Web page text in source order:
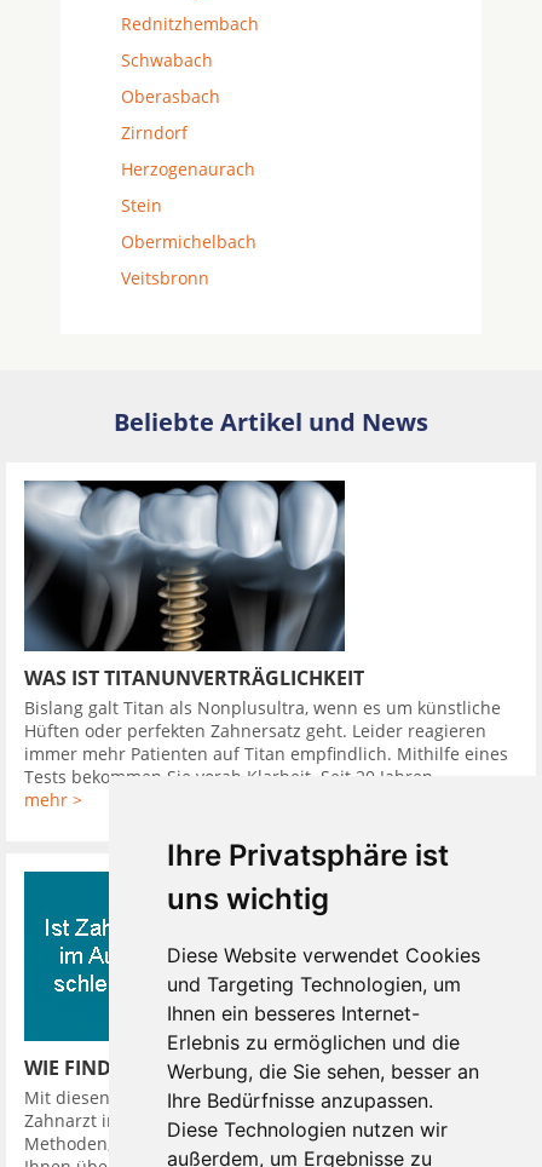
Ihre Privatsphäre ist
uns wichtig
Diese Website verwendet Cookies
und Targeting Technologien, um
Ihnen ein besseres Internet-
Erlebnis zu ermöglichen und die
Werbung, die Sie sehen, besser an
Ihre Bedürfnisse anzupassen.
Diese Technologien nutzen wir
außerdem, um Ergebnisse zu
Rednitzhembach
Schwabach
Oberasbach
Zirndorf
Herzogenaurach
Stein
Obermichelbach
Veitsbronn
Beliebte Artikel und News
WAS IST TITANUNVERTRÄGLICHKEIT
Bislang galt Titan als Nonplusultra, wenn es um künstliche
Hüften oder perfekten Zahnersatz geht. Leider reagieren
immer mehr Patienten auf Titan empfindlich. Mithilfe eines
Tests bekommen Sie vorab Klarheit. Seit 20 Jahren ...
mehr >
WIE FINDE ICH EINEN GUTEN ZAHNARZT
Mit diesen 10 Tipps finden Sie leicht einen guten günstigen
Zahnarzt in Ihrer Nähe. So hat Ihr Zahnarzt verschiedene
Methoden, Sie in seine Diagnose einzubeziehen. Er kann